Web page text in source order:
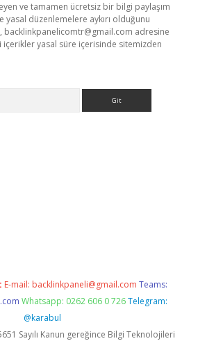
ve tamamen ücretsiz bir bilgi paylaşım
düzenlemelere aykırı olduğunu
backlinkpanelicomtr@gmail.com adresine
yasal süre içerisinde sitemizden
E-mail: backlinkpaneli@gmail.com Teams:
Whatsapp: 0262 606 0 726 Telegram:
@karabul
Sayılı Kanun gereğince Bilgi Teknolojileri